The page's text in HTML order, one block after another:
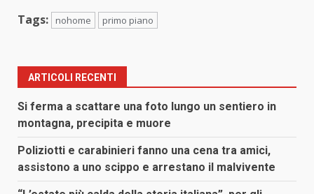
Tags: nohome primo piano
ARTICOLI RECENTI
Si ferma a scattare una foto lungo un sentiero in
montagna, precipita e muore
Poliziotti e carabinieri fanno una cena tra amici,
assistono a uno scippo e arrestano il malvivente